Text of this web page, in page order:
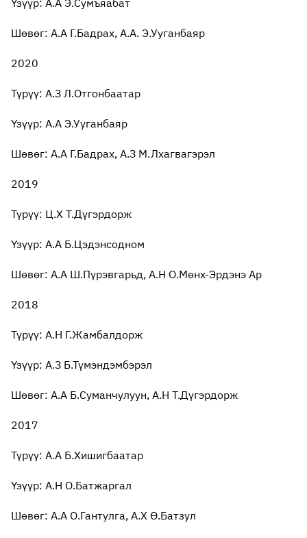
Үзүүр: А.А Э.Сумъяабат
Шөвөг: А.А Г.Бадрах, А.А. Э.Ууганбаяр
2020
Түрүү: А.З Л.Отгонбаатар
Үзүүр: А.А Э.Ууганбаяр
Шөвөг: А.А Г.Бадрах, А.З М.Лхагвагэрэл
2019
Түрүү: Ц.Х Т.Дүгэрдорж
Үзүүр: А.А Б.Цэдэнсодном
Шөвөг: А.А Ш.Пүрэвгарьд, А.Н О.Мөнх-Эрдэнэ Ар
2018
Түрүү: А.Н Г.Жамбалдорж
Үзүүр: А.З Б.Түмэндэмбэрэл
Шөвөг: А.А Б.Суманчулуун, А.Н Т.Дүгэрдорж
2017
Түрүү: А.А Б.Хишигбаатар
Үзүүр: А.Н О.Батжаргал
Шөвөг: А.А О.Гантулга, А.Х Ө.Батзул